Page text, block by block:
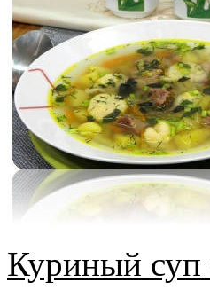
Куриный суп